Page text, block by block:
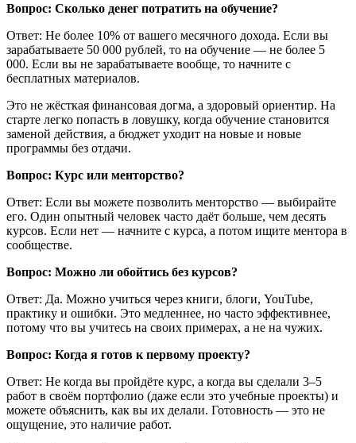
Вопрос: Сколько денег потратить на обучение?
Ответ: Не более 10% от вашего месячного дохода. Если вы
зарабатываете 50 000 рублей, то на обучение — не более 5
000. Если вы не зарабатываете вообще, то начните с
бесплатных материалов.
Это не жёсткая финансовая догма, а здоровый ориентир. На
старте легко попасть в ловушку, когда обучение становится
заменой действия, а бюджет уходит на новые и новые
программы без отдачи.
Вопрос: Курс или менторство?
Ответ: Если вы можете позволить менторство — выбирайте
его. Один опытный человек часто даёт больше, чем десять
курсов. Если нет — начните с курса, а потом ищите ментора в
сообществе.
Вопрос: Можно ли обойтись без курсов?
Ответ: Да. Можно учиться через книги, блоги, YouTube,
практику и ошибки. Это медленнее, но часто эффективнее,
потому что вы учитесь на своих примерах, а не на чужих.
Вопрос: Когда я готов к первому проекту?
Ответ: Не когда вы пройдёте курс, а когда вы сделали 3–5
работ в своём портфолио (даже если это учебные проекты) и
можете объяснить, как вы их делали. Готовность — это не
ощущение, это наличие работ.